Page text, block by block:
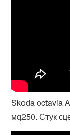
Skoda octavia
мq250. Стук